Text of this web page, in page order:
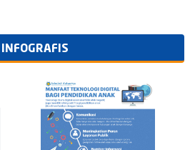
INFOGRAFIS